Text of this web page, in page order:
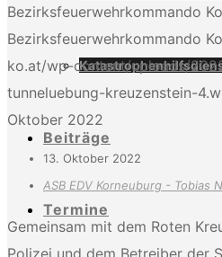
Beiträge
Termine
Bezirksfeuerwehrkommando
Bezirksfeuerwehrkommando
ko.at/wp-content/uploads/
tunneluebung-kreuzenstein-
Oktober 2022
13. Oktober 2022
ASB EDV Korneuburg - Tobias
Gemeinsam mit dem Roten
Polizei und dem Betreiber der